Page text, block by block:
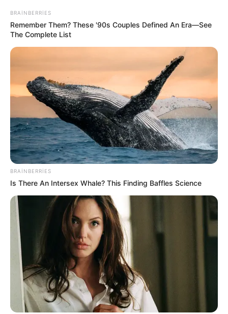
HƏMÇININ OXUYUN
Deputat AÇIQLADI
İcra başçısı üç qurumu birləşdirdi, yeni rəis
təyin etdi -
Qaydalar TƏSDİQLƏNDİ:1 sentyabr 2026-cı il
tarixindən qüvvəyə minəcək
"Qaçqınkom" aylıq müavinətlə bağlıRƏSMİ
AÇIQLAMA YAYDI
Xəbər xoşunuza gəldi? Sosial şəbəkələrdə paylaşın
BRAINBERRIES
Remember Them? These '90s Couples Defined An Era—See
The Complete List
BRAINBERRIES
Is There An Intersex Whale? This Finding Baffles Science